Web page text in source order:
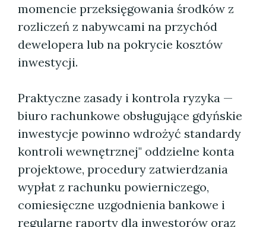
momencie przeksięgowania środków z
rozliczeń z nabywcami na przychód
dewelopera lub na pokrycie kosztów
inwestycji.
Praktyczne zasady i kontrola ryzyka —
biuro rachunkowe obsługujące gdyńskie
inwestycje powinno wdrożyć standardy
kontroli wewnętrznej" oddzielne konta
projektowe, procedury zatwierdzania
wypłat z rachunku powierniczego,
comiesięczne uzgodnienia bankowe i
regularne raporty dla inwestorów oraz